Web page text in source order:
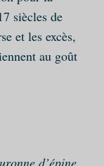
siècles de
et les excès,
au goût
d’épine,